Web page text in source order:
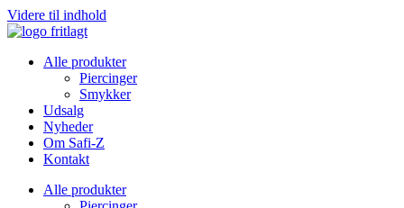
Videre til indhold
Alle produkter
Piercinger
Smykker
Udsalg
Nyheder
Om Safi-Z
Kontakt
Alle produkter